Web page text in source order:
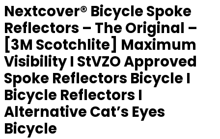
Nextcover® Bicycle Spoke
Reflectors – The Original –
[3M Scotchlite] Maximum
Visibility I StVZO Approved
Spoke Reflectors Bicycle I
Bicycle Reflectors I
Alternative Cat’s Eyes
Bicycle